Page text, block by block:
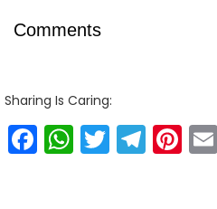
Comments
Sharing Is Caring:
Facebook
WhatsApp
Twitter